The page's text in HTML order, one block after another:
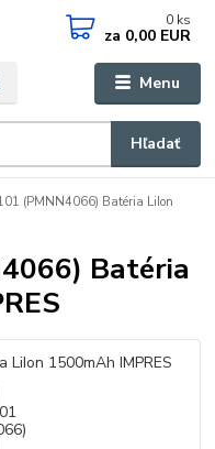
Menu
Hľadať
0 ks
za 0,00 EUR
(PMNN4066) Batéria LiIon
Batéria